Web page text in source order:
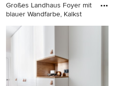
Großes Landhaus Foyer mit
blauer Wandfarbe, Kalkst
Großes Landhaus Foyer mit
blauer Wandfarbe, Kalkstein,
Drehtür und beigem Boden
in Paris